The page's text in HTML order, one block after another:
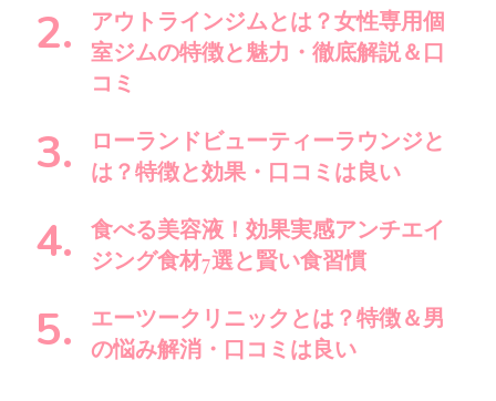
?
アウトラインジムとは？女性専用個
室ジムの特徴と魅力・徹底解説＆口
コミ
ローランドビューティーラウンジと
は？特徴と効果・口コミは良い
食べる美容液！効果実感アンチエイ
ジング食材7選と賢い食習慣
エーツークリニックとは？特徴＆男
の悩み解消・口コミは良い